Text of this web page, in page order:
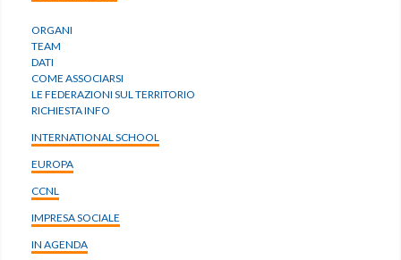
ORGANI
TEAM
DATI
COME ASSOCIARSI
LE FEDERAZIONI SUL TERRITORIO
RICHIESTA INFO
INTERNATIONAL SCHOOL
EUROPA
CCNL
IMPRESA SOCIALE
IN AGENDA